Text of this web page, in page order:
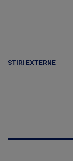
STIRI EXTERNE